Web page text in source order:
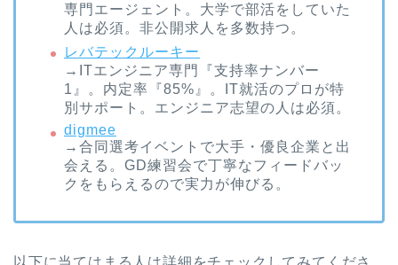
専門エージェント。大学で部活をしていた
人は必須。非公開求人を多数持つ。
レバテックルーキー
→ITエンジニア専門『支持率ナンバー
1』。内定率『85%』。IT就活のプロが特
別サポート。エンジニア志望の人は必須。
digmee
→合同選考イベントで大手・優良企業と出
会える。GD練習会で丁寧なフィードバッ
クをもらえるので実力が伸びる。